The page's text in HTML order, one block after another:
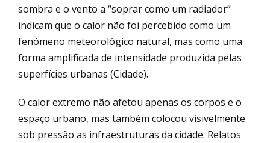
sombra e o vento a “soprar como um radiador”
indicam que o calor não foi percebido como um
fenómeno meteorológico natural, mas como uma
forma amplificada de intensidade produzida pelas
superfícies urbanas (Cidade).
O calor extremo não afetou apenas os corpos e o
espaço urbano, mas também colocou visivelmente
sob pressão as infraestruturas da cidade. Relatos